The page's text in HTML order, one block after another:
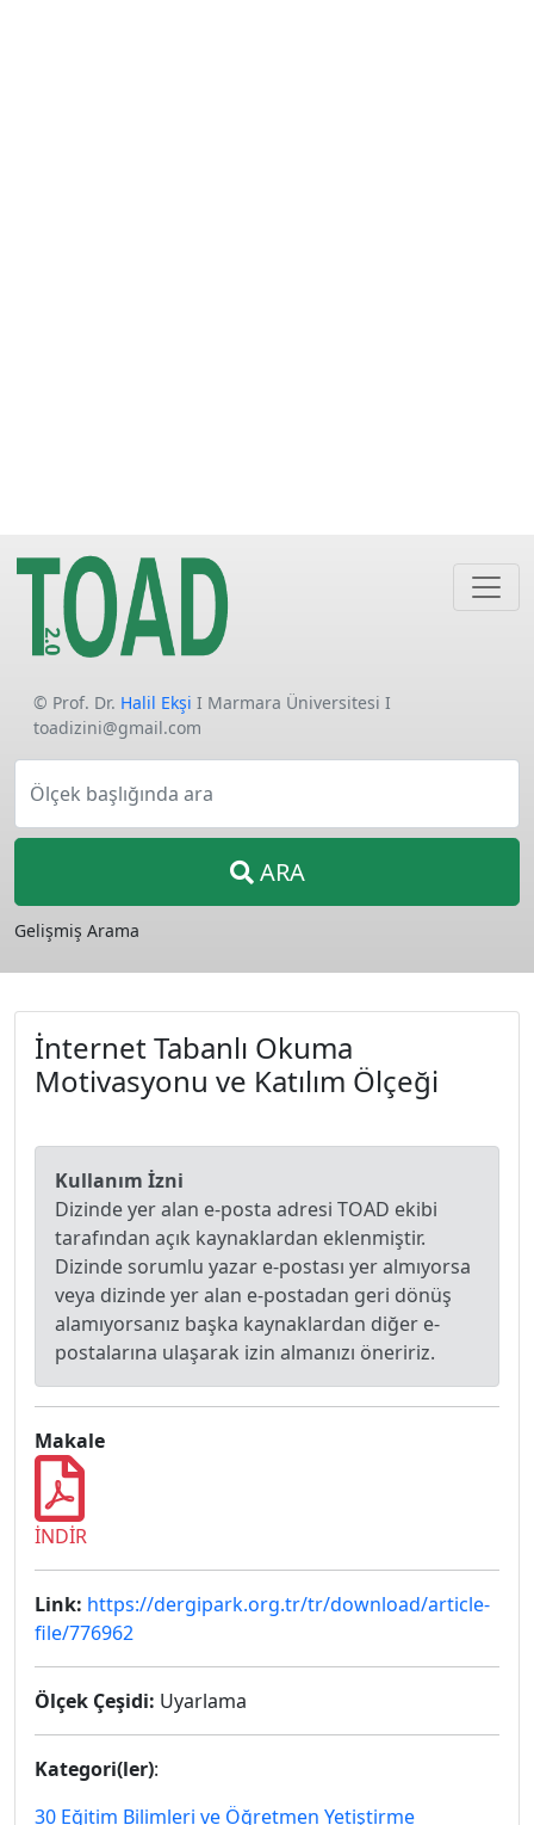
© Prof. Dr. Halil Ekşi I Marmara Üniversitesi I
toadizini@gmail.com
Ölçek başlığında ara
ARA
Gelişmiş Arama
İnternet Tabanlı Okuma
Motivasyonu ve Katılım Ölçeği
Kullanım İzni
Dizinde yer alan e-posta adresi TOAD ekibi
tarafından açık kaynaklardan eklenmiştir.
Dizinde sorumlu yazar e-postası yer almıyorsa
veya dizinde yer alan e-postadan geri dönüş
alamıyorsanız başka kaynaklardan diğer e-
postalarına ulaşarak izin almanızı öneririz.
Makale
İNDİR
Link: https://dergipark.org.tr/tr/download/article-
file/776962
Ölçek Çeşidi: Uyarlama
Kategori(ler):
30 Eğitim Bilimleri ve Öğretmen Yetiştirme